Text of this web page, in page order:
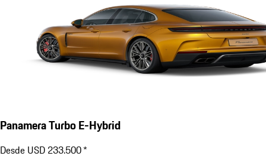
Panamera Turbo E-Hybrid
Desde USD 233.500 *